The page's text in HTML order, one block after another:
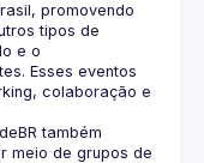
promovendo
tipos de
e o
Esses eventos
colaboração e
também
meio de grupos de